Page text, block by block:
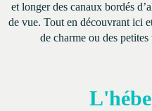
et longer des canaux bordés
de vue. Tout en découvrant ici
de charme ou des